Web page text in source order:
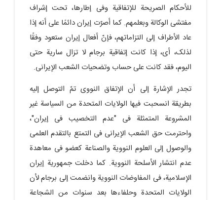
للأحکام الصریحة للإتفاقیة وفی إطارها، تحت إشراف
مفتشی الوکالة وبعلمهم. کما أصرّت إیران دائمًا على أنه إذا
عاد الأطراف إلى التزاماتهم، فإنّ أفعال إیران ستعود وفقًا
لذلک، أی، إذا کانت إتفاقیة برجام لا تزال ساریة حتى
الیوم، فقد کانت على حساب وتضحیات الشعب الإیرانی.
تجدر الإشارة إلى أن الإتفاق النووی تمّ التوصل إلیه
بطریقة انسحبت فیها الولایات المتحدة من السیاسة غیر
المشروعة المتمثلة فی "عدم التخصیب فی إیران"،
واحترمت حق الشعب الإیرانی فی التمتع بالتقدم العلمی
والوصول إلى العلوم النوویة والصناعة کعضو فی معاهدة
عدم انتشار الأسلحة النوویة. کما دخلت جمهوریة إیران
الإسلامیة، فی المفاوضات النوویة وانضمت إلى برجام لأن
الولایات المتحدة وحلفاءها بعد سنوات من الشجاعة